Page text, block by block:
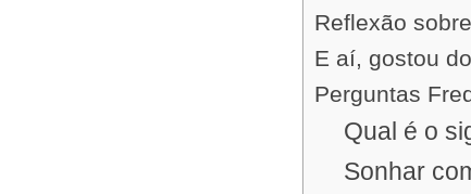
Reflexão
E aí, gostou
Perguntas
Qual é o
Sonhar